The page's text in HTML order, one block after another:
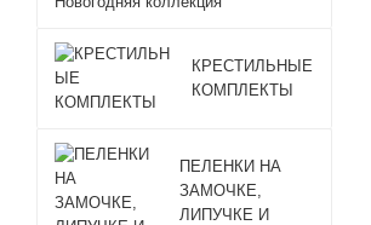
КРЕСТИЛЬНЫЕ
КОМПЛЕКТЫ
ПЕЛЕНКИ НА
ЗАМОЧКЕ,
ЛИПУЧКЕ И